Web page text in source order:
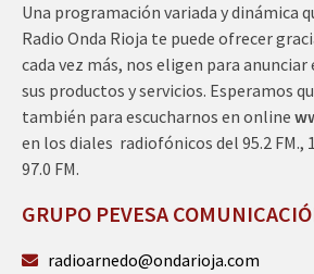
Una programación variada y dinámica
Radio Onda Rioja te puede ofrecer
cada vez más, nos eligen para
sus productos y servicios. Esperamos
también para escucharnos en online
en los diales radiofónicos del 95.2 FM.,
97.0 FM.
GRUPO PEVESA
radioarnedo@ondarioja.com